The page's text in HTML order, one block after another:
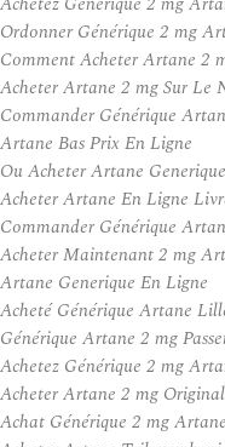
Ordonner Générique 2 mg
Comment Acheter Artane 2
Acheter Artane 2 mg Sur Le
Commander Générique
Artane Bas Prix En Ligne
Ou Acheter Artane
Acheter Artane En Ligne
Commander Générique
Acheter Maintenant 2 mg
Artane Generique En Ligne
Acheté Générique Artane
Générique Artane 2 mg
Achetez Générique 2 mg
Acheter Artane 2 mg Original
Achat Générique 2 mg